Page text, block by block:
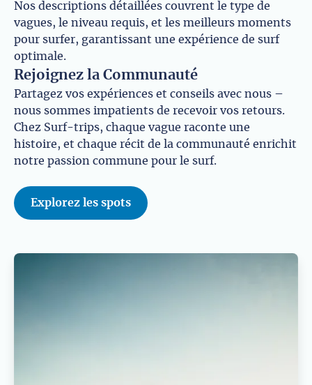
Nos descriptions détaillées couvrent le type de
vagues, le niveau requis, et les meilleurs moments
pour surfer, garantissant une expérience de surf
optimale.
Rejoignez la Communauté
Partagez vos expériences et conseils avec nous –
nous sommes impatients de recevoir vos retours.
Chez Surf-trips, chaque vague raconte une
histoire, et chaque récit de la communauté enrichit
notre passion commune pour le surf.
Explorez les spots